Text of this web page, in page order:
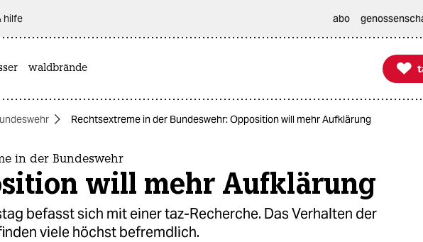
hilfe abo
waldbrände 
taz
Rechtsextreme in der Bundeswehr: Opposition will mehr Aufklärung
in der Bundeswehr
will mehr Aufklärung
befasst sich mit einer taz-Recherche. Das Verhalten der
viele höchst befremdlich.